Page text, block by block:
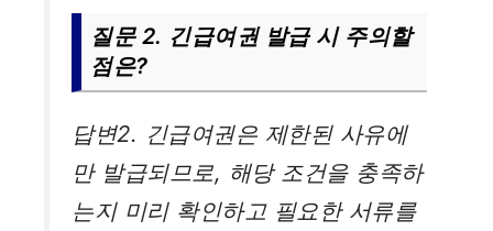
질문 2. 긴급여권 발급 시 주의할
점은?
답변2. 긴급여권은 제한된 사유에
만 발급되므로, 해당 조건을 충족하
는지 미리 확인하고 필요한 서류를